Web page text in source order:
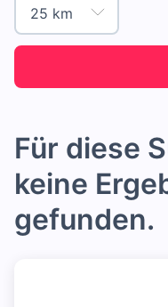
Für diese
keine
gefunden.